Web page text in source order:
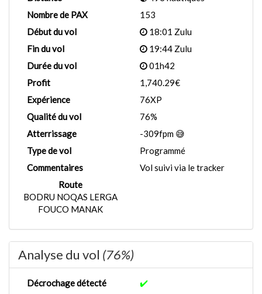
Nombre de PAX
153
Début du vol
18:01 Zulu
Fin du vol
19:44 Zulu
Durée du vol
01h42
Profit
1,740.29€
Expérience
76XP
Qualité du vol
76%
Atterrissage
-309fpm 😅
Type de vol
Programmé
Commentaires
Vol suivi via le tracker
Route
BODRU NOQAS LERGA
FOUCO MANAK
Analyse du vol (76%)
Décrochage détecté
✔️